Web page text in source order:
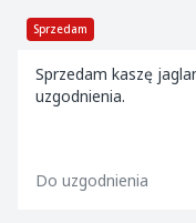
Sprzedam
Sprzedam kaszę
uzgodnienia.
Do uzgodnienia